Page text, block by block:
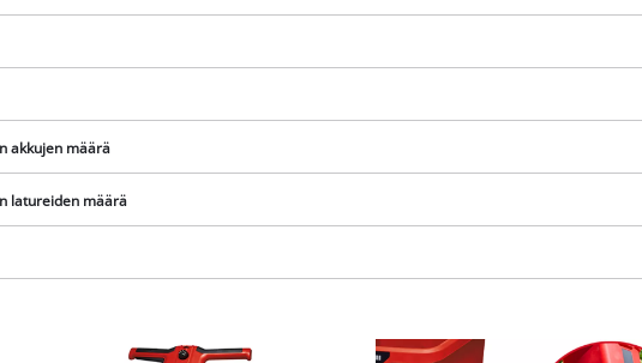
akkujen määrä
latureiden määrä